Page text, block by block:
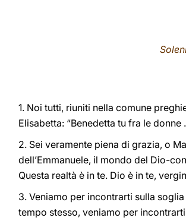
1. Noi tutti, riuniti nella comune
Elisabetta: “Benedetta tu fra le donne
2. Sei veramente piena di grazia, o
dell’Emmanuele, il mondo del Dio-
Questa realtà è in te. Dio è in te,
3. Veniamo per incontrarti sulla
tempo stesso, veniamo per